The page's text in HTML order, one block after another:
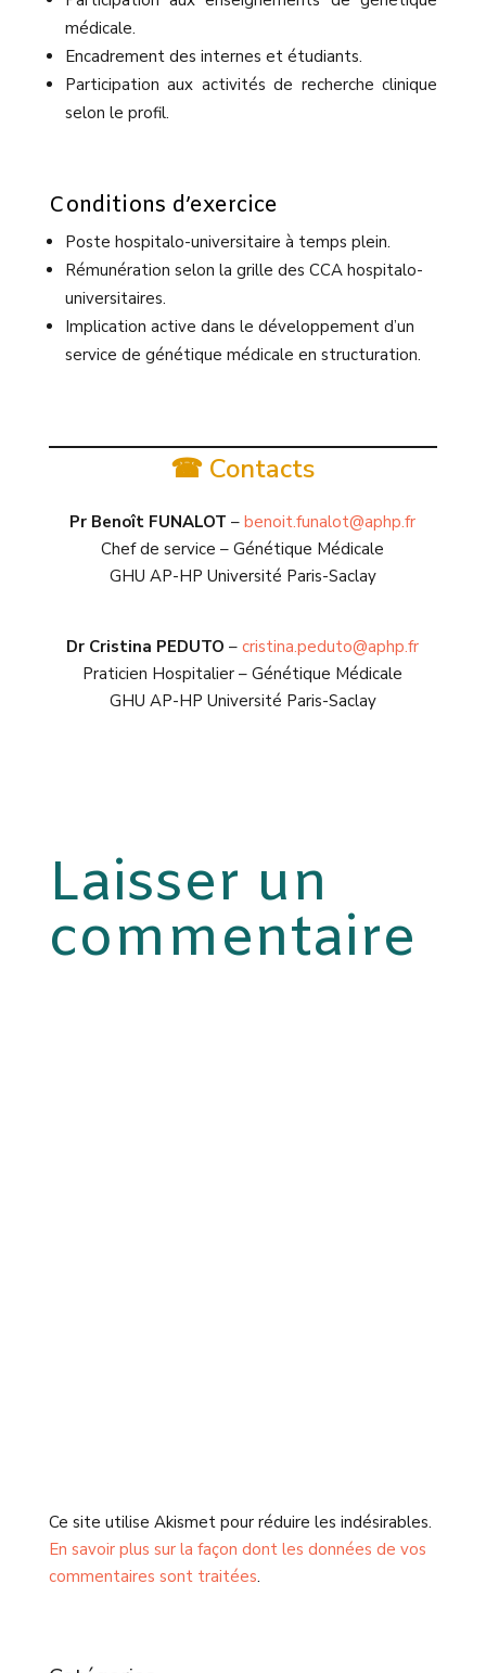
médicale.
Encadrement des internes et étudiants.
Participation aux activités de recherche clinique
selon le profil.
Conditions d’exercice
Poste hospitalo-universitaire à temps plein.
Rémunération selon la grille des CCA hospitalo-
universitaires.
Implication active dans le développement d’un
service de génétique médicale en structuration.
☎ Contacts
Pr Benoît FUNALOT –benoit.funalot@aphp.fr
Chef de service – Génétique Médicale
GHU AP-HP Université Paris-Saclay
Dr Cristina PEDUTO –cristina.peduto@aphp.fr
Praticien Hospitalier – Génétique Médicale
GHU AP-HP Université Paris-Saclay
Laisser un
commentaire
Ce site utilise Akismet pour réduire les indésirables.
En savoir plus sur la façon dont les données de vos
commentaires sont traitées.